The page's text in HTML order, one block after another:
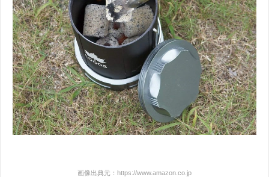
画像出典元：https://www.amazon.co.jp